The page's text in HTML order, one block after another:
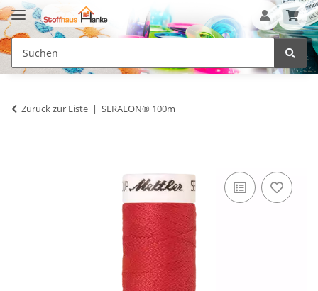
Zurück zur Liste SERALON® 100m